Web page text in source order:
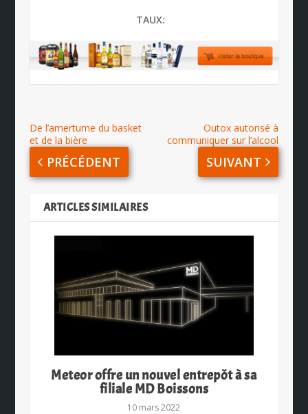
TAUX:
De l’amertume du basket
et de la bière
PRÉCÉDENT
Outox autorisé à
communiquer sur l’alcool
SUIVANT
ARTICLES SIMILAIRES
Meteor offre un nouvel entrepôt à sa
filiale MD Boissons
10 mars 2022